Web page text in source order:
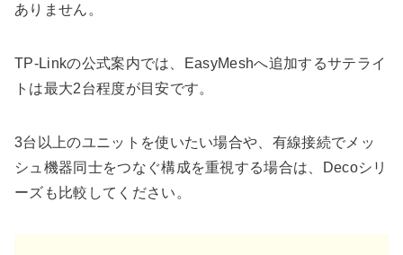
ありません。
TP-Linkの公式案内では、EasyMeshへ追加するサテライ
トは最大2台程度が目安です。
3台以上のユニットを使いたい場合や、有線接続でメッ
シュ機器同士をつなぐ構成を重視する場合は、Decoシリ
ーズも比較してください。